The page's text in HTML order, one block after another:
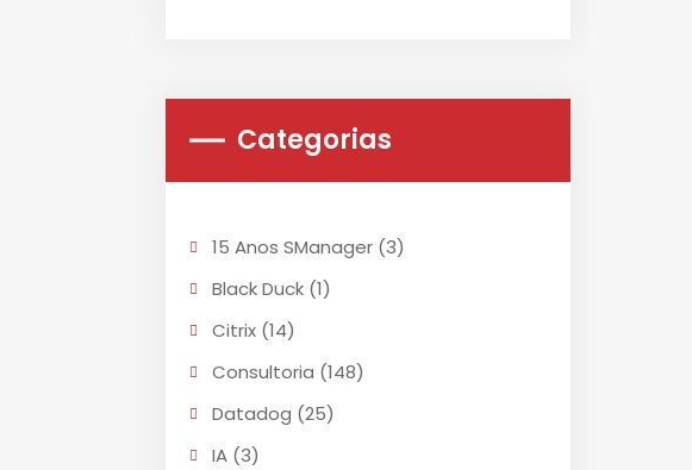
Categorias
15 Anos SManager (3)
Black Duck (1)
Citrix (14)
Consultoria (148)
Datadog (25)
IA (3)